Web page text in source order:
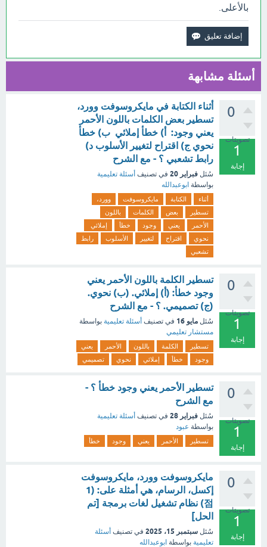
بالأعلى.
أسئلة مشابهة
0
تصويتات
1
إجابة
أثناء الكتابة في مايكروسوفت وورد،
تسطير بعض الكلمات باللون الأحمر
يعني وجود: أ) خطأ إملائي ب) خطأ
نحوي ج) اقتراح لتغيير الأسلوب د)
رابط تشعبي ؟ - مع الشرح
سُئل فبراير 20 في تصنيف أسئلة تعليمية
بواسطة ابوعبدالله
أثناء الكتابة مايكروسوفت
وورد،
تسطير
بعض الكلمات
باللون
الأحمر
يعني وجود خطأ
إملائي
نحوي
اقتراح لتغيير الأسلوب
رابط
تشعبي
0
تصويتات
1
إجابة
تسطير الكلمة باللون الأحمر يعني
وجود خطأ: (أ) إملائي. (ب) نحوي.
(ج) تصميمي. ؟ - مع الشرح
سُئل مايو 16 في تصنيف أسئلة تعليمية بواسطة
مستشار تعليمي
تسطير الكلمة باللون الأحمر
يعني
وجود
خطأ إملائي نحوي تصميمي
0
تصويتات
1
إجابة
تسطير الأحمر يعني وجود خطأ ؟ -
مع الشرح
سُئل فبراير 28 في تصنيف أسئلة تعليمية
بواسطة عبود
تسطير الأحمر يعني وجود خطأ
0
تصويتات
1
إجابة
مايكروسوفت وورد، مايكروسوفت
إكسل، الرسام، هي أمثلة على: (1
점) نظام تشغيل لغات برمجة [تم
الحل]
سُئل سبتمبر 15، 2025 في تصنيف أسئلة
تعليمية بواسطة ابوعبدالله